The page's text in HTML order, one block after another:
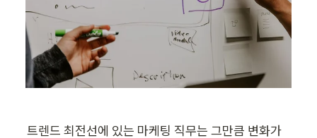
트렌드 최전선에 있는 마케팅 직무는 그만큼 변화가